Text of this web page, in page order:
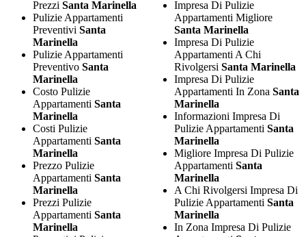
Prezzi Santa Marinella
Pulizie Appartamenti
Preventivi Santa
Marinella
Pulizie Appartamenti
Preventivo Santa
Marinella
Costo Pulizie
Appartamenti Santa
Marinella
Costi Pulizie
Appartamenti Santa
Marinella
Prezzo Pulizie
Appartamenti Santa
Marinella
Prezzi Pulizie
Appartamenti Santa
Marinella
Impresa Di Pulizie
Appartamenti Migliore
Santa Marinella
Impresa Di Pulizie
Appartamenti A Chi
Rivolgersi Santa Marinella
Impresa Di Pulizie
Appartamenti In Zona Santa
Marinella
Informazioni Impresa Di
Pulizie Appartamenti Santa
Marinella
Migliore Impresa Di Pulizie
Appartamenti Santa
Marinella
A Chi Rivolgersi Impresa Di
Pulizie Appartamenti Santa
Marinella
In Zona Impresa Di Pulizie